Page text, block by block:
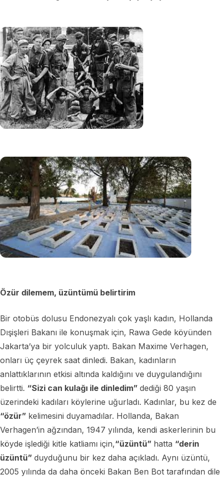
Özür dilemem, üzüntümü belirtirim
Bir otobüs dolusu Endonezyalı çok yaşlı kadın, Hollanda
Dışişleri Bakanı ile konuşmak için, Rawa Gede köyünden
Jakarta’ya bir yolculuk yaptı. Bakan Maxime Verhagen,
onları üç çeyrek saat dinledi. Bakan, kadınların
anlattıklarının etkisi altında kaldığını ve duygulandığını
belirtti. “Sizi can kulağı ile dinledim” dediği 80 yaşın
üzerindeki kadıları köylerine uğurladı. Kadınlar, bu kez de
“özür” kelimesini duyamadılar. Hollanda, Bakan
Verhagen’in ağzından, 1947 yılında, kendi askerlerinin bu
köyde işlediği kitle katliamı için,“üzüntü” hatta “derin
üzüntü” duyduğunu bir kez daha açıkladı. Aynı üzüntü,
2005 yılında da daha önceki Bakan Ben Bot tarafından dile